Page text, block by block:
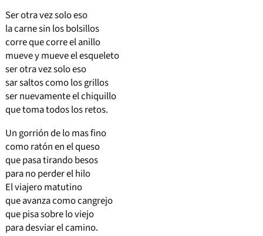
Ser otra vez solo eso
la carne sin los bolsillos
corre que corre el anillo
mueve y mueve el esqueleto
ser otra vez solo eso
sar saltos como los grillos
ser nuevamente el chiquillo
que toma todos los retos.
Un gorrión de lo mas fino
como ratón en el queso
que pasa tirando besos
para no perder el hilo
El viajero matutino
que avanza como cangrejo
que pisa sobre lo viejo
para desviar el camino.